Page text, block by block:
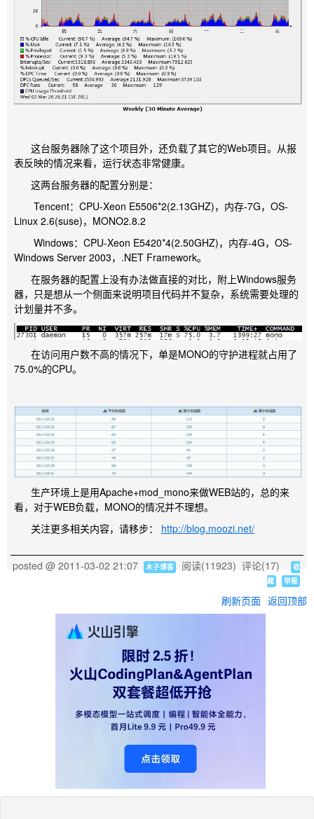
这台服务器除了这个项目外，还负载了其它的Web项目。从报
表反映的情况来看，运行状态非常健康。
这两台服务器的配置分别是：
Tencent：CPU-Xeon E5506*2(2.13GHZ)，内存-7G，OS-
Linux 2.6(suse)，MONO2.8.2
Windows：CPU-Xeon E5420*4(2.50GHZ)，内存-4G，OS-
Windows Server 2003，.NET Framework。
在服务器的配置上没有办法做直接的对比，附上Windows服务
器，只是想从一个侧面来说明项目代码并不复杂，系统需要处理的
计划量并不多。
在访问用户数不高的情况下，单是MONO的守护进程就占用了
75.0%的CPU。
生产环境上是用Apache+mod_mono来做WEB站的，总的来
看，对于WEB负载，MONO的情况并不理想。
关注更多相关内容，请移步： http://blog.moozi.net/
posted @ 2011-03-02 21:07 木子博客 阅读(11923) 评论(17)
收
藏
举报
刷新页面 返回顶部